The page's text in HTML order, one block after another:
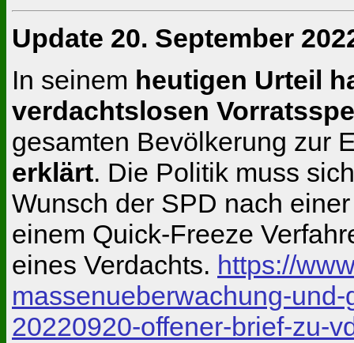
Update 20. September
In seinem heutigen Urteil
verdachtslosen
gesamten Bevölkerung zur
erklärt. Die Politik muss
Wunsch der SPD nach
einem Quick-Freeze
eines Verdachts. https://
massenueberwachung-
20220920-offener-brief-zu-